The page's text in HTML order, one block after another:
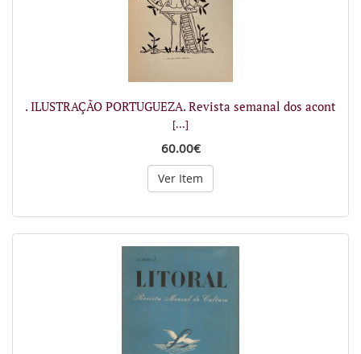
. ILUSTRAÇÃO PORTUGUEZA. Revista semanal dos acont
[...]
60.00€
Ver Item